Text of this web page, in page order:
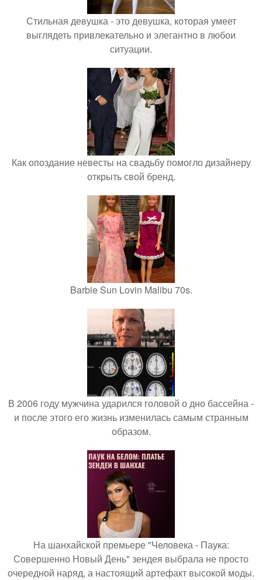
Стильная девушка - это девушка, которая умеет
выглядеть привлекательно и элегантно в любои
ситуации.
Как опоздание невесты на свадьбу помогло дизайнеру
открыть свой бренд.
Barbie Sun Lovin Malibu 70s.
В 2006 году мужчина ударился головой о дно бассейна -
и после этого его жизнь изменилась самым странным
образом.
На шанхайской премьере "Человека - Паука:
Совершенно Новый День" зендея выбрала не просто
очередной наряд, а настоящий артефакт высокой моды.